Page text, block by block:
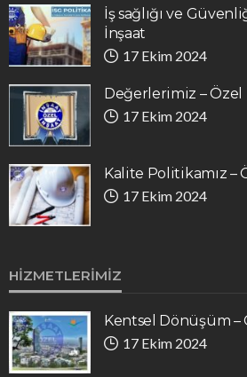
İş sağlığı ve
İnşaat
17 Ekim 2024
Değerlerimiz – Özel
17 Ekim 2024
Kalite Politikamız –
17 Ekim 2024
HIZMETLERIMIZ
Kentsel Dönüşüm –
17 Ekim 2024